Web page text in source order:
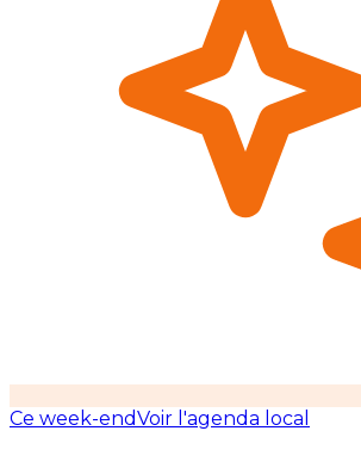
Ce week-endVoir l'agenda local